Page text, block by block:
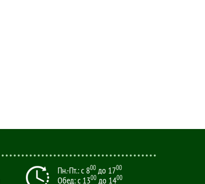
Пн.-Пт.: с 800до 1700
Обед: с 1300до 1400